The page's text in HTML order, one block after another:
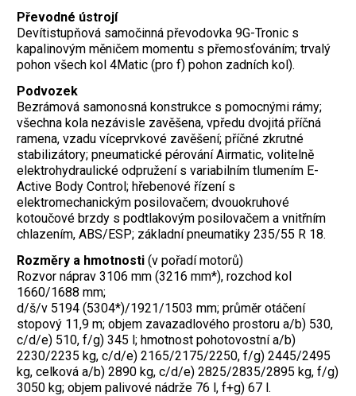
Převodné ústrojí
Devítistupňová samočinná převodovka 9G-Tronic s
kapalinovým měničem momentu s přemosťováním; trvalý
pohon všech kol 4Matic (pro f) pohon zadních kol).
Podvozek
Bezrámová samonosná konstrukce s pomocnými rámy;
všechna kola nezávisle zavěšena, vpředu dvojitá příčná
ramena, vzadu víceprvkové zavěšení; příčné zkrutné
stabilizátory; pneumatické pérování Airmatic, volitelně
elektrohydraulické odpružení s variabilním tlumením E-
Active Body Control; hřebenové řízení s
elektromechanickým posilovačem; dvouokruhové
kotoučové brzdy s podtlakovým posilovačem a vnitřním
chlazením, ABS/ESP; základní pneumatiky 235/55 R 18.
Rozměry a hmotnosti (v pořadí motorů)
Rozvor náprav 3106 mm (3216 mm*), rozchod kol
1660/1688 mm;
d/š/v 5194 (5304*)/1921/1503 mm; průměr otáčení
stopový 11,9 m; objem zavazadlového prostoru a/b) 530,
c/d/e) 510, f/g) 345 l; hmotnost pohotovostní a/b)
2230/2235 kg, c/d/e) 2165/2175/2250, f/g) 2445/2495
kg, celková a/b) 2890 kg, c/d/e) 2825/2835/2895 kg, f/g)
3050 kg; objem palivové nádrže 76 l, f+g) 67 l.